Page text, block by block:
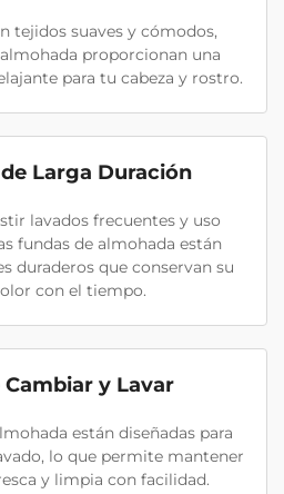
tejidos suaves y cómodos,
proporcionan una
para tu cabeza y rostro.
Larga Duración
lavados frecuentes y uso
fundas de almohada están
duraderos que conservan su
con el tiempo.
Cambiar y Lavar
están diseñadas para
lo que permite mantener
y limpia con facilidad.